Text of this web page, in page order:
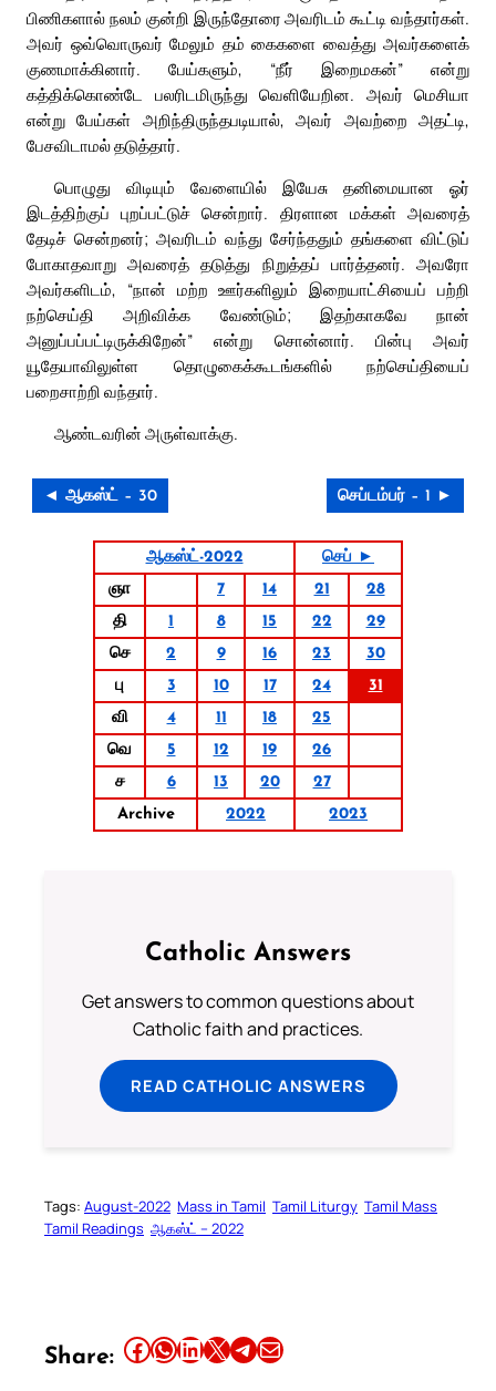
பிணிகளால் நலம் குன்றி இருந்தோரை அவரிடம் கூட்டி வந்தார்கள்.
அவர் ஒவ்வொருவர் மேலும் தம் கைகளை வைத்து அவர்களைக்
குணமாக்கினார். பேய்களும், “நீர் இறைமகன்” என்று
கத்திக்கொண்டே பலரிடமிருந்து வெளியேறின. அவர் மெசியா
என்று பேய்கள் அறிந்திருந்தபடியால், அவர் அவற்றை அதட்டி,
பேசவிடாமல் தடுத்தார்.
பொழுது விடியும் வேளையில் இயேசு தனிமையான ஓர்
இடத்திற்குப் புறப்பட்டுச் சென்றார். திரளான மக்கள் அவரைத்
தேடிச் சென்றனர்; அவரிடம் வந்து சேர்ந்ததும் தங்களை விட்டுப்
போகாதவாறு அவரைத் தடுத்து நிறுத்தப் பார்த்தனர். அவரோ
அவர்களிடம், “நான் மற்ற ஊர்களிலும் இறையாட்சியைப் பற்றி
நற்செய்தி அறிவிக்க வேண்டும்; இதற்காகவே நான்
அனுப்பப்பட்டிருக்கிறேன்” என்று சொன்னார். பின்பு அவர்
யூதேயாவிலுள்ள தொழுகைக்கூடங்களில் நற்செய்தியைப்
பறைசாற்றி வந்தார்.
ஆண்டவரின் அருள்வாக்கு.
◄ ஆகஸ்ட் – 30 செப்டம்பர் – 1 ►
ஆகஸ்ட்-2022
செப் ►
ஞா
7 14 21
28
தி
1 8 15 22
29
செ
2 9 16 23
30
பு
3 10 17 24
31
வி
4 11 18
25
வெ
5 12 19
26
ச
6 13 20
27
Archive
2022 2023
Catholic Answers
Get answers to common questions about
Catholic faith and practices.
READ CATHOLIC ANSWERS
Tags: August-2022 Mass in Tamil Tamil Liturgy Tamil Mass
Tamil Readings ஆகஸ்ட் – 2022
Share: Share this article on Facebook Share this article on WhatsApp Share this article on LinkedIn Share this article on X Share this article on TelegramEmail this Article